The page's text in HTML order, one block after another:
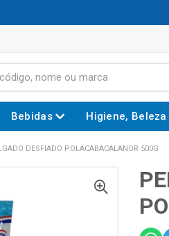
Bebidas Higiene, Beleza
DESFIADO POLACABACALANOR 500G